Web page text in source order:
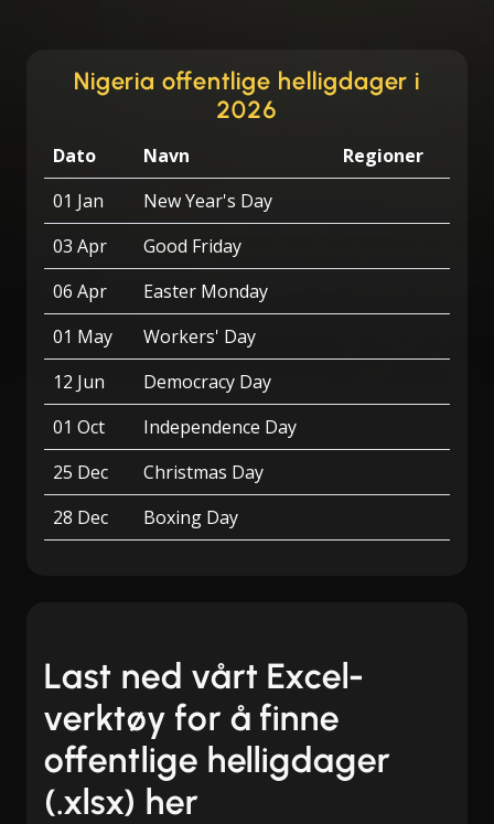
Nigeria offentlige helligdager i
2026
Dato Navn
Regioner
01 Jan
New Year's Day
03 Apr
Good Friday
06 Apr
Easter Monday
01 May
Workers' Day
12 Jun
Democracy Day
01 Oct
Independence Day
25 Dec
Christmas Day
28 Dec
Boxing Day
Last ned vårt Excel-
verktøy for å finne
offentlige helligdager
(.xlsx) her